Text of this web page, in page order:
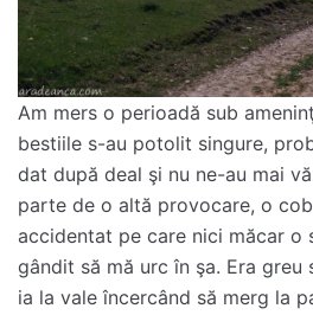
Am mers o perioadă sub
bestiile s-au potolit singure,
dat după deal şi nu ne-au mai
parte de o altă provocare, o
accidentat pe care nici măcar o
gândit să mă urc în şa. Era greu
ia la vale încercând să merg la